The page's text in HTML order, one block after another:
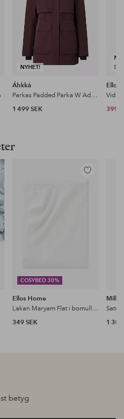
NYHET!
Áhkká
Parkas Padded Parka W Adjustable Waist
1 499 SEK
Ellos
399
COSYBED 30%
Lägg
Ellos Home
Lakan Maryam Flat i bomullspercale
349 SEK
Mille
1 300
st betyg